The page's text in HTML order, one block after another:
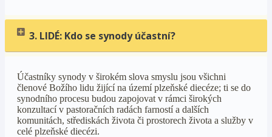
3. LIDÉ: Kdo se synody účastní?
Účastníky synody v širokém slova smyslu jsou všichni
členové Božího lidu žijící na území plzeňské diecéze; ti se do
synodního procesu budou zapojovat v rámci širokých
konzultací v pastoračních radách farností a dalších
komunitách, střediskách života či prostorech života a služby v
celé plzeňské diecézi.